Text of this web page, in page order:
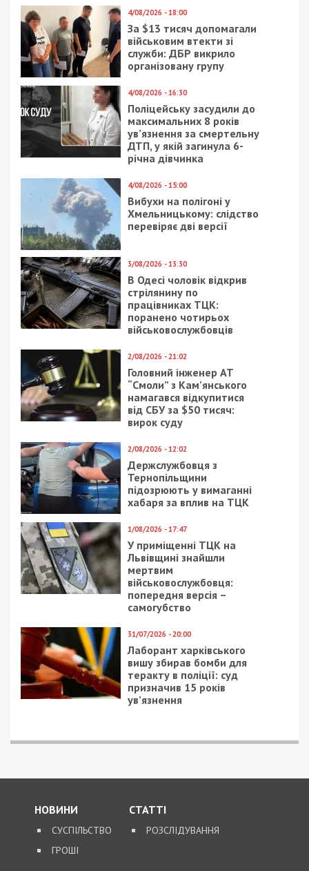
4/09/2021 - 13:00
Как в Днепре
организовали работу
санитарной инспекции
100 лет назад
28/03/2018 - 15:16
ужасающее фото из
днепровской больницы
8/04/2020 - 18:00
Коронавирус в мире
последние новости
сегодня 08.04.2020
16/12/2020 - 14:20
Главой
Днепропетровского
облсовета стал
специалист по
банкротствам
5/08/2026 - 13:24
У Хмельницькому директора мовної школи
підозрюють у розбещенні учениць
ПОПУЛЯРНІ НОВИНИ
Представився
працівником ТЦК та
погрожував